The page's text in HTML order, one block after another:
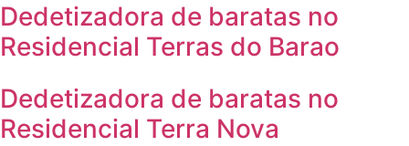
Dedetizadora de baratas no
Residencial Terras do Barao
Dedetizadora de baratas no
Residencial Terra Nova